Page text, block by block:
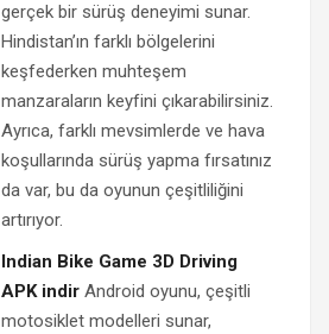
gerçek bir sürüş deneyimi sunar.
Hindistan’ın farklı bölgelerini
keşfederken muhteşem
manzaraların keyfini çıkarabilirsiniz.
Ayrıca, farklı mevsimlerde ve hava
koşullarında sürüş yapma fırsatınız
da var, bu da oyunun çeşitliliğini
artırıyor.
Indian Bike Game 3D Driving
APK indirAndroid oyunu, çeşitli
motosiklet modelleri sunar,